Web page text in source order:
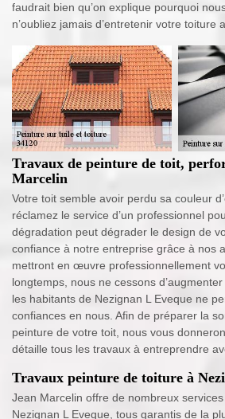
faudrait bien qu’on explique pourquoi
n’oubliez jamais d’entretenir votre toiture
Travaux de peinture de toit,
Marcelin
Votre toit semble avoir perdu sa couleur
réclamez le service d’un professionnel
dégradation peut dégrader le design de
confiance à notre entreprise grâce à nos
mettront en œuvre professionnellement
longtemps, nous ne cessons
les habitants de Nezignan L Eveque ne
confiances en nous. Afin de préparer la
peinture de votre toit, nous vous
détaille tous les travaux à entreprendre
Travaux peinture de toiture à
Jean Marcelin offre de nombreux
Nezignan L Eveque, tous garantis de la